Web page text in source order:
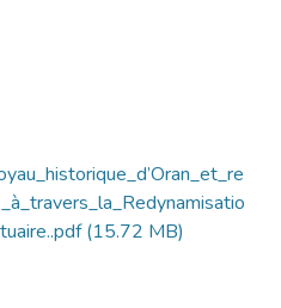
(15.72 MB)